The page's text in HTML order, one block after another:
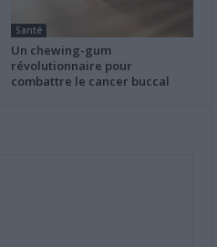
Santé
Un chewing-gum
révolutionnaire pour
combattre le cancer buccal